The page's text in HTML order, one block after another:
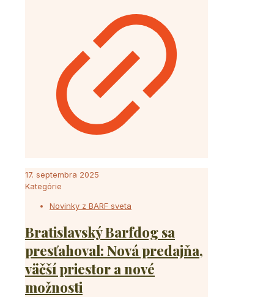
17. septembra 2025
Kategórie
Novinky z BARF sveta
Bratislavský Barfdog sa
presťahoval: Nová predajňa,
väčší priestor a nové
možnosti